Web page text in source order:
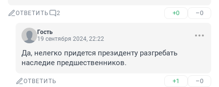
ОТВЕТИТЬ 2 +0 –0
Гость
19 сентября 2024, 22:22
Да, нелегко придется президенту разгребать
наследие предшественников.
ОТВЕТИТЬ +1 –0